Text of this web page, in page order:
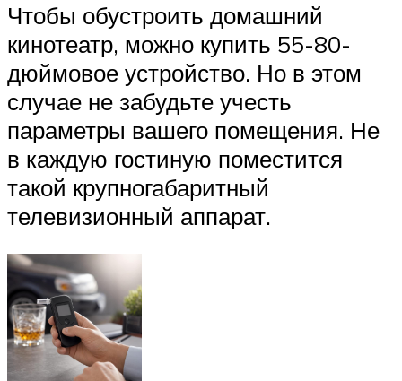
Чтобы обустроить домашний
кинотеатр, можно купить 55-80-
дюймовое устройство. Но в этом
случае не забудьте учесть
параметры вашего помещения. Не
в каждую гостиную поместится
такой крупногабаритный
телевизионный аппарат.